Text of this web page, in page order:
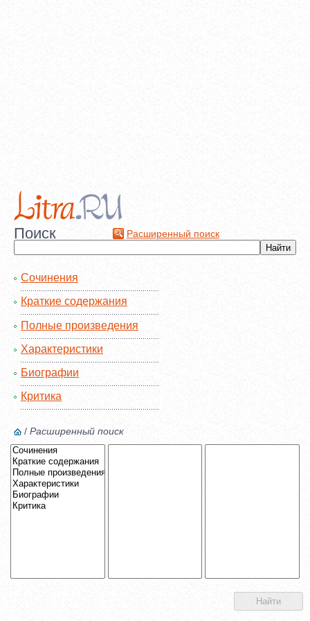
Поиск Расширенный поиск
Сочинения
Краткие содержания
Полные произведения
Характеристики
Биографии
Критика
/ Расширенный поиск
Найти